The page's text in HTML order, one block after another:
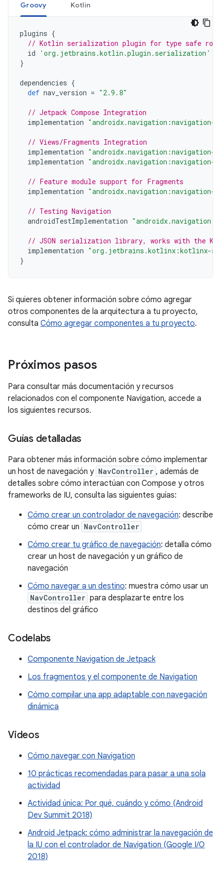
Groovy Kotlin
plugins {
// Kotlin serialization plugin for type safe
id
'org.jetbrains.kotlin.plugin.serialization'
}
dependencies {
def nav_version = "2.9.8"
// Jetpack Compose Integration
implementation "androidx.navigation:navigation-
// Views/Fragments Integration
implementation "androidx.navigation:navigation-
implementation "androidx.navigation:navigation-
// Feature module support for Fragments
implementation "androidx.navigation:navigation-
// Testing Navigation
androidTestImplementation
// JSON serialization library, works with the
implementation "org.jetbrains.kotlinx:kotlinx-
}
Si quieres obtener información sobre cómo agregar
otros componentes de la arquitectura a tu proyecto,
consulta Cómo agregar componentes a tu proyecto.
Próximos pasos
Para consultar más documentación y recursos
relacionados con el componente Navigation, accede a
los siguientes recursos.
Guías detalladas
Para obtener más información sobre cómo implementar
un host de navegación y NavController , además de
detalles sobre cómo interactúan con Compose y otros
frameworks de IU, consulta las siguientes guías:
Cómo crear un controlador de navegación: describe
cómo crear un NavController
Cómo crear tu gráfico de navegación: detalla cómo
crear un host de navegación y un gráfico de
navegación
Cómo navegar a un destino: muestra cómo usar un
NavController para desplazarte entre los
destinos del gráfico
Codelabs
Componente Navigation de Jetpack
Los fragmentos y el componente de Navigation
Cómo compilar una app adaptable con navegación
dinámica
Videos
Cómo navegar con Navigation
10 prácticas recomendadas para pasar a una sola
actividad
Actividad única: Por qué, cuándo y cómo (Android
Dev Summit 2018)
Android Jetpack: cómo administrar la navegación de
la IU con el controlador de Navigation (Google I/O
2018)